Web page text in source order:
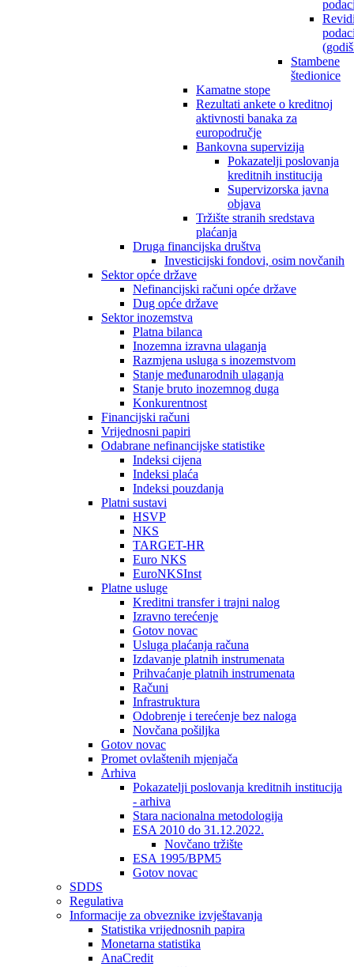
Stambene
štedionice
Kamatne stope
Rezultati ankete o kreditnoj
aktivnosti banaka za
europodručje
Bankovna supervizija
Pokazatelji poslovanja
kreditnih institucija
Supervizorska javna
objava
Tržište stranih sredstava
plaćanja
Druga financijska društva
Investicijski fondovi, osim novčanih
Sektor opće države
Nefinancijski računi opće države
Dug opće države
Sektor inozemstva
Platna bilanca
Inozemna izravna ulaganja
Razmjena usluga s inozemstvom
Stanje međunarodnih ulaganja
Stanje bruto inozemnog duga
Konkurentnost
Financijski računi
Vrijednosni papiri
Odabrane nefinancijske statistike
Indeksi cijena
Indeksi plaća
Indeksi pouzdanja
Platni sustavi
HSVP
NKS
TARGET-HR
Euro NKS
EuroNKSInst
Platne usluge
Kreditni transfer i trajni nalog
Izravno terećenje
Gotov novac
Usluga plaćanja računa
Izdavanje platnih instrumenata
Prihvaćanje platnih instrumenata
Računi
Infrastruktura
Odobrenje i terećenje bez naloga
Novčana pošiljka
Gotov novac
Promet ovlaštenih mjenjača
Arhiva
Pokazatelji poslovanja kreditnih institucija
- arhiva
Stara nacionalna metodologija
ESA 2010 do 31.12.2022.
Novčano tržište
ESA 1995/BPM5
Gotov novac
SDDS
Regulativa
Informacije za obveznike izvještavanja
Statistika vrijednosnih papira
Monetarna statistika
AnaCredit